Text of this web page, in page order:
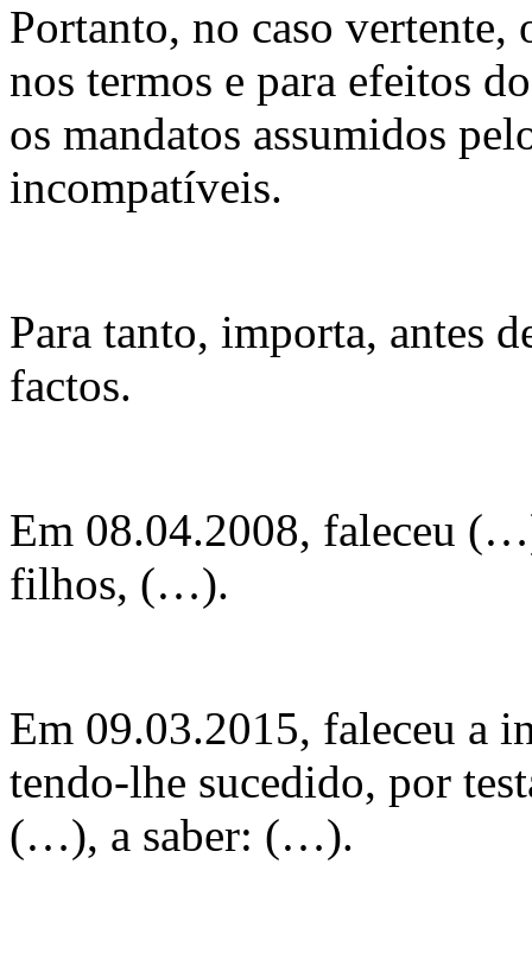
Portanto, no caso vertente,
nos termos e para efeitos
os mandatos assumidos
incompatíveis.
Para tanto, importa, antes
factos.
Em 08.04.2008, faleceu
filhos, (…).
Em 09.03.2015, faleceu a
tendo-lhe sucedido, por
(…), a saber: (…).